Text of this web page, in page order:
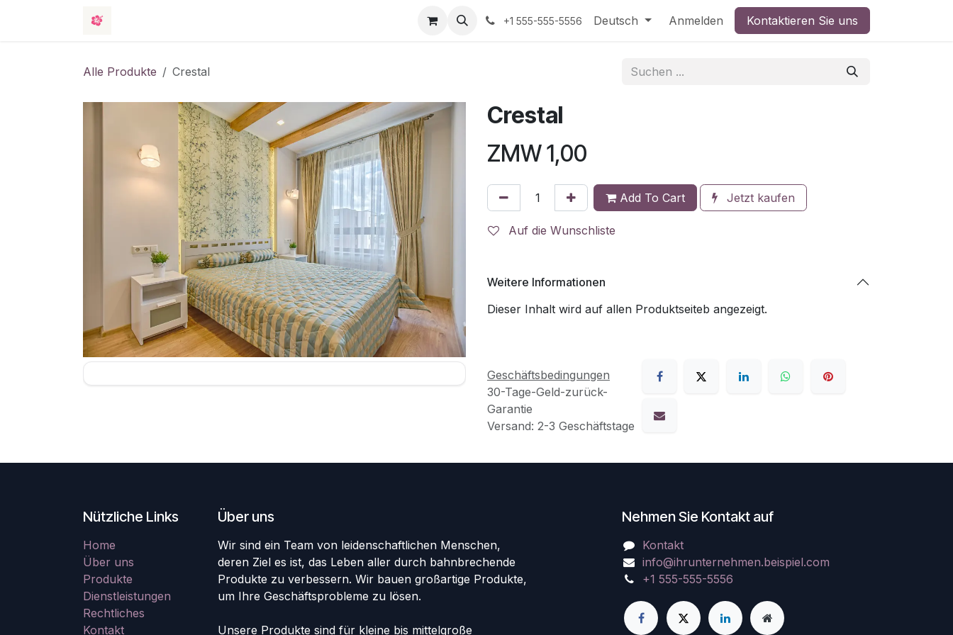
+1 555-555-5556 Deutsch Anmelden Kontaktieren Sie uns
Alle Produkte Crestal
Crestal
ZMW1,00
Add To Cart Jetzt kaufen
Auf die Wunschliste
Weitere Informationen
Dieser Inhalt wird auf allen Produktseiteb angezeigt.
Geschäftsbedingungen
30-Tage-Geld-zurück-
Garantie
Versand: 2-3 Geschäftstage
Nützliche Links
Home
Über uns
Produkte
Dienstleistungen
Rechtliches
Kontakt
Über uns
Wir sind ein Team von leidenschaftlichen Menschen,
deren Ziel es ist, das Leben aller durch bahnbrechende
Produkte zu verbessern. Wir bauen großartige Produkte,
um Ihre Geschäftsprobleme zu lösen.
Unsere Produkte sind für kleine bis mittelgroße
Nehmen Sie Kontakt auf
Kontakt
info@ihrunternehmen.beispiel.com
+1 555-555-5556